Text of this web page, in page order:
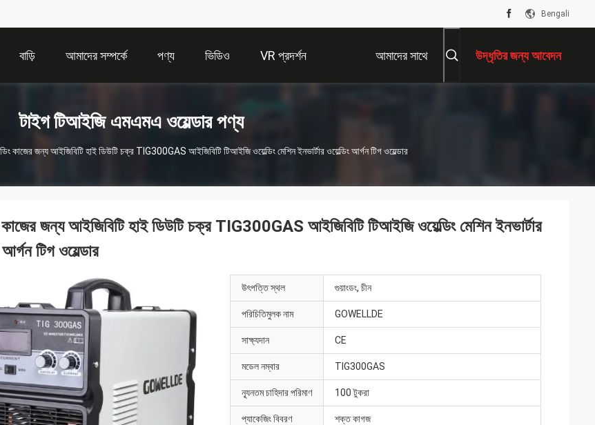
Bengali
বাড়ি আমাদের সম্পর্কে পণ্য ভিডিও VR প্রদর্শন আমাদের সাথে উদ্ধৃতির জন্য আবেদন
টাইগ টিআইজি এমএমএ ওয়েল্ডার পণ্য
কাজের জন্য আইজিবিটি হাই ডিউটি ​​চক্র TIG300GAS আইজিবিটি টিআইজি ওয়েল্ডিং মেশিন ইনভার্টার ওয়েল্ডিং আর্গন টিগ ওয়েল্ডার
কাজের জন্য আইজিবিটি হাই ডিউটি ​​চক্র TIG300GAS আইজিবিটি টিআইজি ওয়েল্ডিং মেশিন ইনভার্টার
আর্গন টিগ ওয়েল্ডার
উৎপত্তি স্থল গুয়াংডং, চীন
পরিচিতিমুলক নাম GOWELLDE
সাক্ষ্যদান CE
মডেল নম্বার TIG300GAS
ন্যূনতম চাহিদার পরিমাণ 100 টুকরা
প্যাকেজিং বিবরণ শক্ত কাগজ